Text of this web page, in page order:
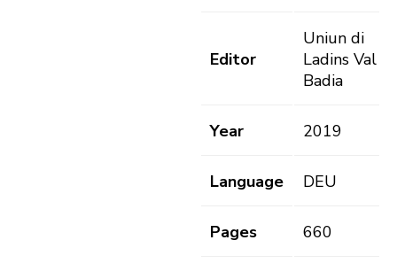
Editor
Uniun di
Ladins Val
Badia
Year 2019
Language DEU
Pages 660